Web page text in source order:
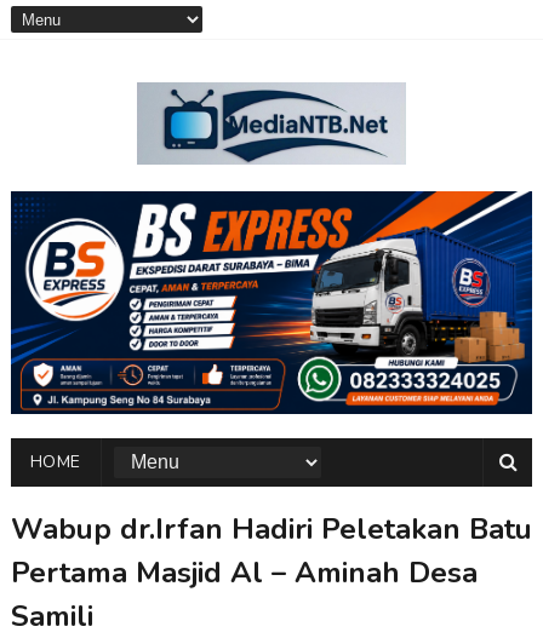
HOME
Wabup dr.Irfan Hadiri Peletakan Batu
Pertama Masjid Al – Aminah Desa
Samili